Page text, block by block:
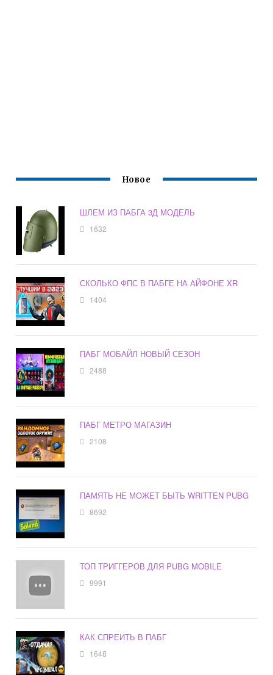
Новое
ШЛЕМ ИЗ ПАБГА 3Д МОДЕЛЬ
1632
СКОЛЬКО ФПС В ПАБГЕ НА АЙФОНЕ XR
1404
ПАБГ МОБАЙЛ НОВЫЙ СЕЗОН
2488
ПАБГ МЕТРО МАГАЗИН
2108
ПАМЯТЬ НЕ МОЖЕТ БЫТЬ WRITTEN PUBG
8692
ТОП ТРИГГЕРОВ ДЛЯ PUBG MOBILE
9991
КАК СПРЕИТЬ В ПАБГ
1648